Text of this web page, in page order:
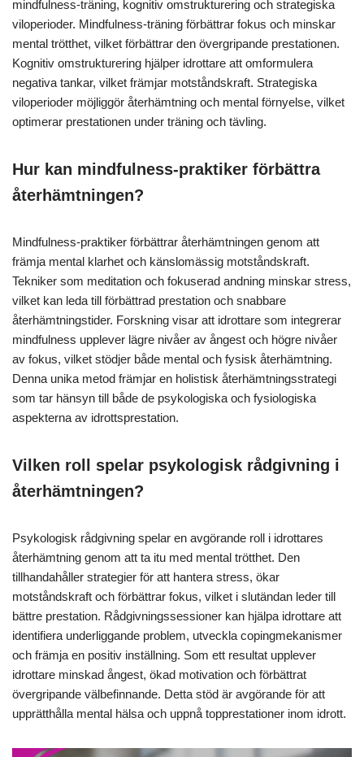
mindfulness-träning, kognitiv omstrukturering och strategiska
viloperioder. Mindfulness-träning förbättrar fokus och minskar
mental trötthet, vilket förbättrar den övergripande prestationen.
Kognitiv omstrukturering hjälper idrottare att omformulera
negativa tankar, vilket främjar motståndskraft. Strategiska
viloperioder möjliggör återhämtning och mental förnyelse, vilket
optimerar prestationen under träning och tävling.
Hur kan mindfulness-praktiker förbättra
återhämtningen?
Mindfulness-praktiker förbättrar återhämtningen genom att
främja mental klarhet och känslomässig motståndskraft.
Tekniker som meditation och fokuserad andning minskar stress,
vilket kan leda till förbättrad prestation och snabbare
återhämtningstider. Forskning visar att idrottare som integrerar
mindfulness upplever lägre nivåer av ångest och högre nivåer
av fokus, vilket stödjer både mental och fysisk återhämtning.
Denna unika metod främjar en holistisk återhämtningsstrategi
som tar hänsyn till både de psykologiska och fysiologiska
aspekterna av idrottsprestation.
Vilken roll spelar psykologisk rådgivning i
återhämtningen?
Psykologisk rådgivning spelar en avgörande roll i idrottares
återhämtning genom att ta itu med mental trötthet. Den
tillhandahåller strategier för att hantera stress, ökar
motståndskraft och förbättrar fokus, vilket i slutändan leder till
bättre prestation. Rådgivningssessioner kan hjälpa idrottare att
identifiera underliggande problem, utveckla copingmekanismer
och främja en positiv inställning. Som ett resultat upplever
idrottare minskad ångest, ökad motivation och förbättrat
övergripande välbefinnande. Detta stöd är avgörande för att
upprätthålla mental hälsa och uppnå topprestationer inom idrott.